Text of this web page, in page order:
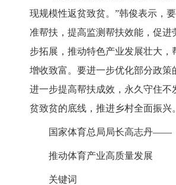
现规模性返贫致贫。”韩俊表示，
准帮扶，提高监测帮扶效能，促进
步拓展，推动特色产业发展壮大，
增收致富。要进一步优化部分政策
进一步提高帮扶成效，永久守住不
贫致贫的底线，推进乡村全面振兴。
国家体育总局局长高志丹——
推动体育产业高质量发展
关键词